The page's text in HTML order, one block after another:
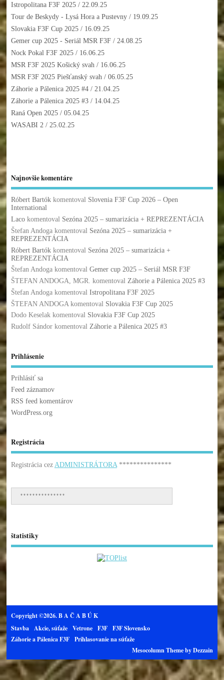
Istropolitana F3F 2025/ 22.09.25
Tour de Beskydy - Lysá Hora a Pustevny/ 19.09.25
Slovakia F3F Cup 2025/ 16.09.25
Gemer cup 2025 - Seriál MSR F3F/ 24.08.25
Nock Pokal F3F 2025/ 16.06.25
MSR F3F 2025 Košický svah / 16.06.25
MSR F3F 2025 Piešťanský svah / 06.05.25
Záhorie a Pálenica 2025 #4/ 21.04.25
Záhorie a Pálenica 2025 #3/ 14.04.25
Raná Open 2025/ 05.04.25
WASABI 2 / 25.02.25
Najnovšie komentáre
Róbert Bartókkomentoval Slovenia F3F Cup 2026 – Open
International
Lacokomentoval Sezóna 2025 – sumarizácia + REPREZENTÁCIA
Štefan Andogakomentoval Sezóna 2025 – sumarizácia +
REPREZENTÁCIA
Róbert Bartókkomentoval Sezóna 2025 – sumarizácia +
REPREZENTÁCIA
Štefan Andogakomentoval Gemer cup 2025 – Seriál MSR F3F
ŠTEFAN ANDOGA, MGR. komentoval Záhorie a Pálenica 2025 #3
Štefan Andogakomentoval Istropolitana F3F 2025
ŠTEFAN ANDOGAkomentoval Slovakia F3F Cup 2025
Dodo Keselakkomentoval Slovakia F3F Cup 2025
Rudolf Sándorkomentoval Záhorie a Pálenica 2025 #3
Prihlásenie
Prihlásiť sa
Feed záznamov
RSS feed komentárov
WordPress.org
Registrácia
Registrácia cez ADMINISTRÁTORA***************
***************
štatistiky
Copyright ©2026. B A Č A B Ú K
Stavba Akcie, súťaže Vetrone F3F F3F Slovensko
Záhorie a Pálenica F3F Prihlasovanie na súťaže
Mesocolumn Theme by Dezzain